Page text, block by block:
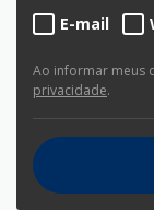
E-mail
Ao informar meus
privacidade.